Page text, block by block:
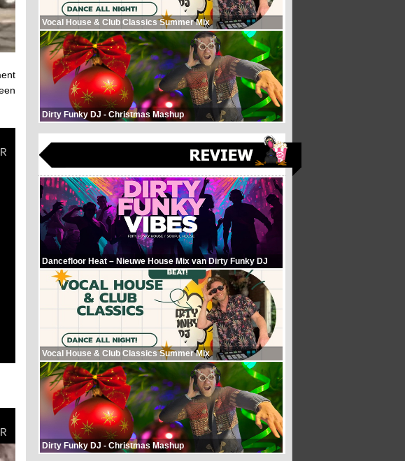
Vocal House & Club Classics Summer Mix
Dirty Funky DJ - Christmas Mashup
Dancefloor Heat – Nieuwe House Mix van Dirty Funky DJ
Vocal House & Club Classics Summer Mix
Dirty Funky DJ - Christmas Mashup